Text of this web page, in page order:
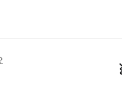
요일-일요일: 09:00-17:00 입장